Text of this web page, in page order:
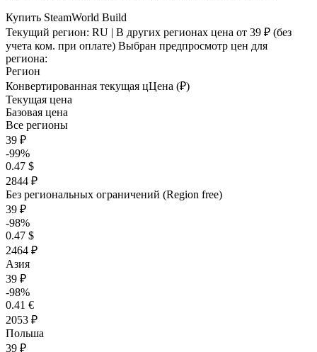
Купить SteamWorld Build
Текущий регион: RU | В других регионах цена от 39 ₽ (без
учета ком. при оплате) Выбран предпросмотр цен для
региона:
Регион
Конвертированная текущая цЦена (₽)
Текущая цена
Базовая цена
Все регионы
39 ₽
-99%
0.47 $
2844 ₽
Без региональных ограничений (Region free)
39 ₽
-98%
0.47 $
2464 ₽
Азия
39 ₽
-98%
0.41 €
2053 ₽
Польша
39 ₽